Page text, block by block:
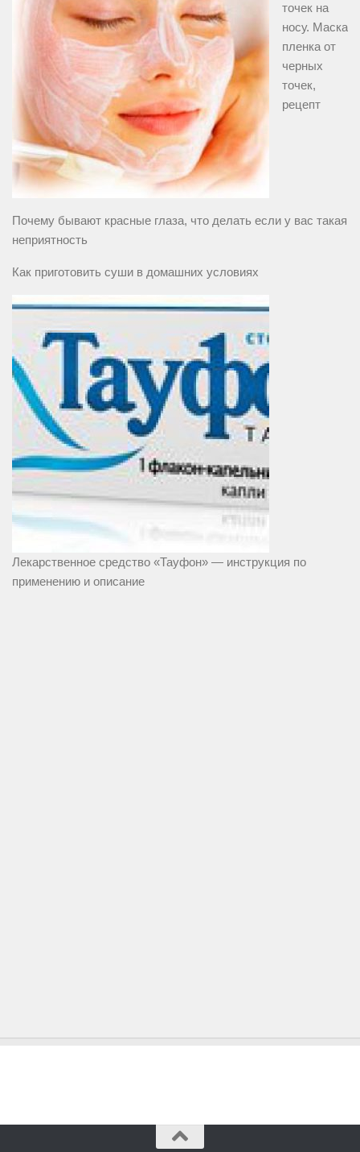
точек на
носу. Маска
пленка от
черных
точек,
рецепт
Почему бывают красные глаза, что делать если у вас такая
неприятность
Как приготовить суши в домашних условиях
Лекарственное средство «Тауфон» — инструкция по
применению и описание